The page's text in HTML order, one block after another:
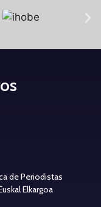
de Periodistas
Elkargoa